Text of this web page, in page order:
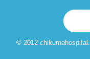
© 2012 chikumahospital.